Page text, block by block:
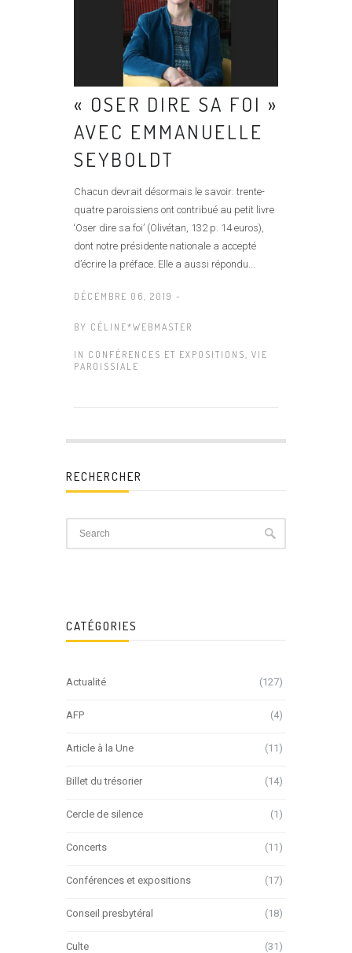
« OSER DIRE SA FOI »
AVEC EMMANUELLE
SEYBOLDT
Chacun devrait désormais le savoir: trente-
quatre paroissiens ont contribué au petit livre
‘Oser dire sa foi’ (Olivétan, 132 p. 14 euros),
dont notre présidente nationale a accepté
d’écrire la préface. Elle a aussi répondu...
DÉCEMBRE 06, 2019 -
BY CÉLINE*WEBMASTER
IN CONFÉRENCES ET EXPOSITIONS
VIE
PAROISSIALE
RECHERCHER
CATÉGORIES
Actualité (127)
AFP (4)
Article à la Une (11)
Billet du trésorier (14)
Cercle de silence (1)
Concerts (11)
Conférences et expositions (17)
Conseil presbytéral (18)
Culte (31)